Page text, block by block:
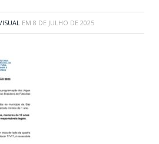
EM 8 DE JULHO DE 2025